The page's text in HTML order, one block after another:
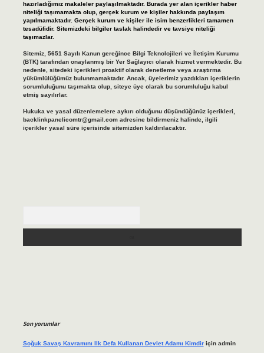
hazırladığımız makaleler paylaşılmaktadır. Burada yer alan içerikler haber
niteliği taşımamakta olup, gerçek kurum ve kişiler hakkında paylaşım
yapılmamaktadır. Gerçek kurum ve kişiler ile isim benzerlikleri tamamen
tesadüfidir. Sitemizdeki bilgiler taslak halindedir ve tavsiye niteliği
taşımazlar.
Sitemiz, 5651 Sayılı Kanun gereğince Bilgi Teknolojileri ve İletişim Kurumu
(BTK) tarafından onaylanmış bir Yer Sağlayıcı olarak hizmet vermektedir. Bu
nedenle, sitedeki içerikleri proaktif olarak denetleme veya araştırma
yükümlülüğümüz bulunmamaktadır. Ancak, üyelerimiz yazdıkları içeriklerin
sorumluluğunu taşımakta olup, siteye üye olarak bu sorumluluğu kabul
etmiş sayılırlar.
Hukuka ve yasal düzenlemelere aykırı olduğunu düşündüğünüz içerikleri,
backlinkpanelicomtr@gmail.comadresine bildirmeniz halinde, ilgili
içerikler yasal süre içerisinde sitemizden kaldırılacaktır.
Son yorumlar
Soğuk Savaş Kavramını Ilk Defa Kullanan Devlet Adamı Kimdiriçin admin